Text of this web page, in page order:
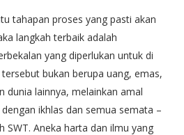
tahapan proses yang pasti akan
langkah terbaik adalah
yang diperlukan untuk di
bukan berupa uang, emas,
dunia lainnya, melainkan amal
ikhlas dan semua semata –
SWT. Aneka harta dan ilmu yang